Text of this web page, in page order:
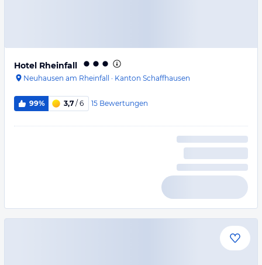
Hotel Rheinfall
Neuhausen am Rheinfall · Kanton Schaffhausen
99% 3,7 / 6 15 Bewertungen